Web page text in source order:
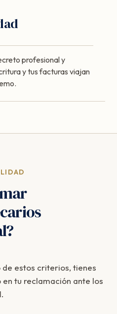
profesional y
y tus facturas viajan
de estos criterios, tienes
tu reclamación ante los